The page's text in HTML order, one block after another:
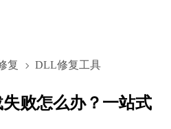
复 DLL修复工具
败怎么办？一站式